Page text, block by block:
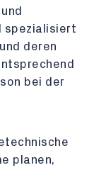
spezialisiert
deren
bei der
planen,